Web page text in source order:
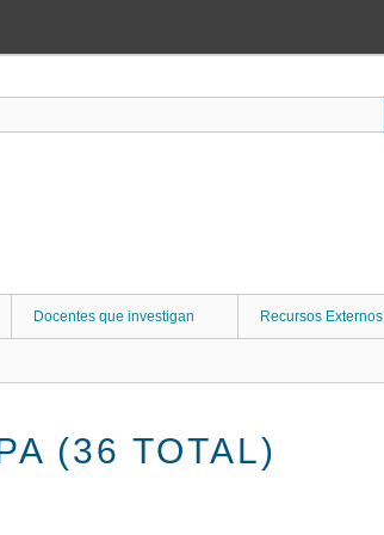
Docentes que investigan Recursos Externos
(36 TOTAL)